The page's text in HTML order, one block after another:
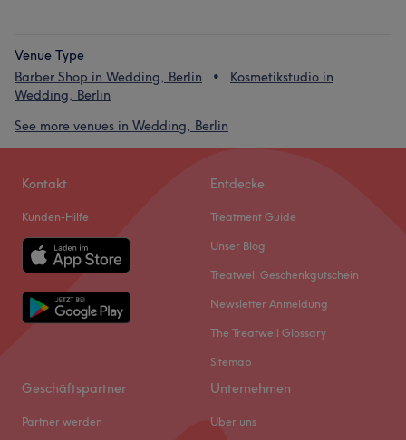
Venue Type
Barber Shop in Wedding, Berlin
Kosmetikstudio in
Wedding, Berlin
See more venues in Wedding, Berlin
Kontakt
Kunden-Hilfe
Entdecke
Treatment Guide
Unser Blog
Treatwell Geschenkgutschein
Newsletter Anmeldung
The Treatwell Glossary
Sitemap
Geschäftspartner
Partner werden
Unternehmen
Über uns